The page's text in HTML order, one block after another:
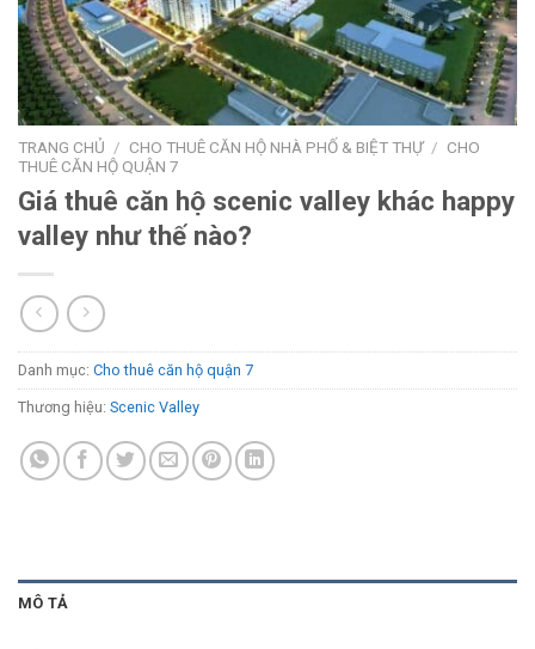
TRANG CHỦ / CHO THUÊ CĂN HỘ NHÀ PHỐ & BIỆT THỰ / CHO
THUÊ CĂN HỘ QUẬN 7
Giá thuê căn hộ scenic valley khác happy
valley như thế nào?
Danh mục: Cho thuê căn hộ quận 7
Thương hiệu: Scenic Valley
MÔ TẢ